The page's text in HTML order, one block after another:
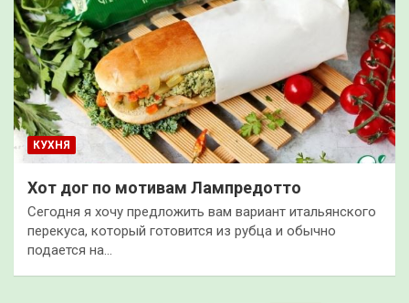
КУХНЯ
Хот дог по мотивам Лампредотто
Сегодня я хочу предложить вам вариант итальянского
перекуса, который готовится из рубца и обычно
подается на…